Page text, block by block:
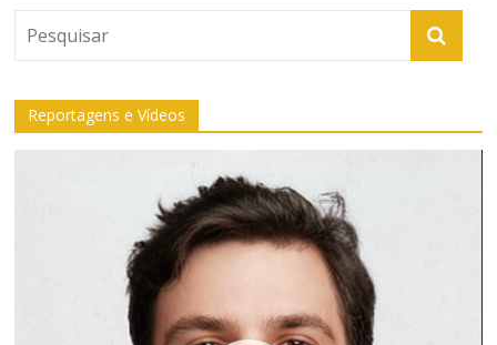
Reportagens e Vídeos